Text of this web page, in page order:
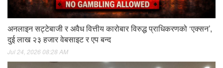
अनलाइन सट्टेबाजी र अवैध वित्तीय कारोबार विरुद्ध प्राधिकरणको ‘एक्सन’,
दुई लाख २३ हजार वेबसाइट र एप बन्द
Jul 24, 2026 08:28 AM